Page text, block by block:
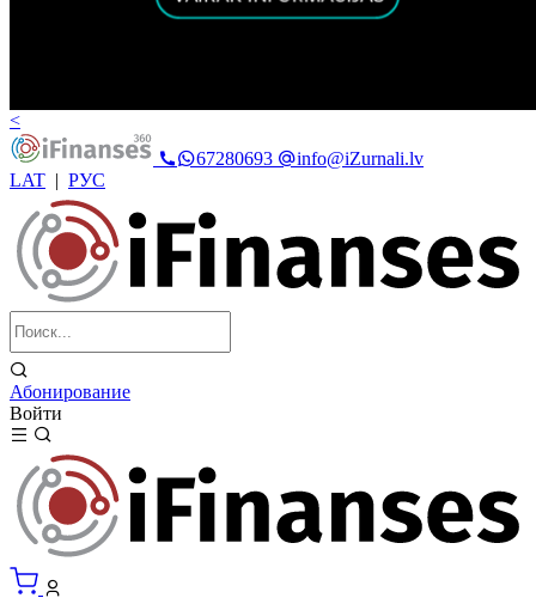
<
67280693
info@iZurnali.lv
LAT | РУС
Абонирование
Войти